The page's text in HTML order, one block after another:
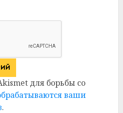
для борьбы со
ваши
.